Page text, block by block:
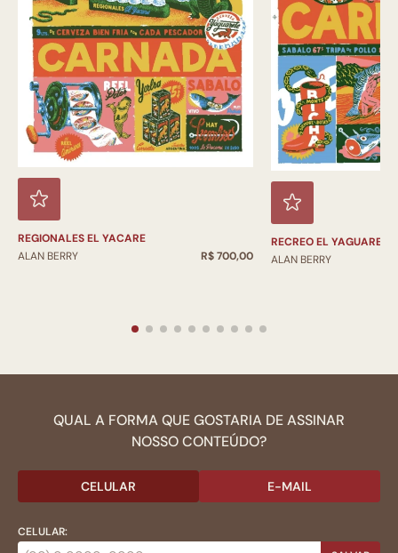
REGIONALES EL YACARE
ALAN BERRY
R$ 700,00
RECREO EL YAGUARETE
ALAN BERRY
QUAL A FORMA QUE GOSTARIA DE ASSINAR
NOSSO CONTEÚDO?
CELULAR E-MAIL
CELULAR: